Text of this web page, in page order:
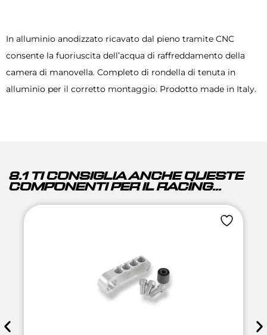
In alluminio anodizzato ricavato dal pieno tramite CNC
consente la fuoriuscita dell’acqua di raffreddamento della
camera di manovella. Completo di rondella di tenuta in
alluminio per il corretto montaggio. Prodotto made in Italy.
8.1 TI CONSIGLIA ANCHE QUESTE
COMPONENTI PER IL RACING...